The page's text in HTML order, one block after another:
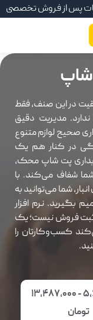
پس از فروش تخصصی
شاپ
در این صنف، فقط
مدیریت دقیق
صحیح لوازم متنوع
در کنار هم یک
پت شاپ محک،
شما شفاف می‌کند. با
شما می‌توانید به
نرم افزار
ثبت فروش نیست؛ یک
کسب‌وکارتان را
5,687,000 - 13,487,000
تومان